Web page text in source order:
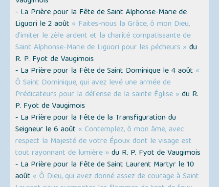
- La Prière pour la Fête de Saint Alphonse-Marie de
Liguori le 2 août « Faites-nous la Grâce, ô mon Dieu,
d'imiter le zèle ardent et la charité compatissante de
Saint Alphonse-Marie de Liguori pour les pécheurs » du
R. P. Fyot de Vaugimois
- La Prière pour la Fête de Saint Dominique le 4 août «
Ô Saint Dominique, qui avez levé une armée de
Prédicateurs pour la défense de la sainte Église » du R.
P. Fyot de Vaugimois
- La Prière pour la Fête de la Transfiguration du
Seigneur le 6 août « Contemplez, ô mon âme, avec
respect la Majesté de votre Époux dont le visage est
tout rayonnant de lumière » du R. P. Fyot de Vaugimois
- La Prière pour la Fête de Saint Laurent Martyr le 10
août « Ô Dieu, qui avez donné assez de courage à Saint